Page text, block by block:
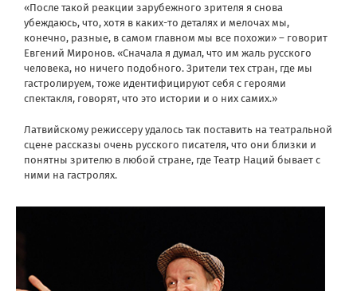
«После такой реакции зарубежного зрителя я снова
убеждаюсь, что, хотя в каких-то деталях и мелочах мы,
конечно, разные, в самом главном мы все похожи» – говорит
Евгений Миронов. «Сначала я думал, что им жаль русского
человека, но ничего подобного. Зрители тех стран, где мы
гастролируем, тоже идентифицируют себя с героями
спектакля, говорят, что это истории и о них самих.»
Латвийскому режиссеру удалось так поставить на театральной
сцене рассказы очень русского писателя, что они близки и
понятны зрителю в любой стране, где Театр Наций бывает с
ними на гастролях.